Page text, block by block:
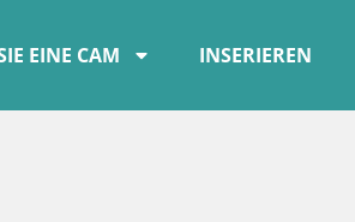
EINE CAM INSERIEREN